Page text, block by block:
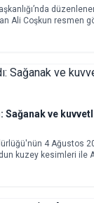
Ali Coşkun resmen
“AK Partili
dedi.
Sağanak ve
4 Ağustos
kuzey kesimleri ile
ve gök gürültülü